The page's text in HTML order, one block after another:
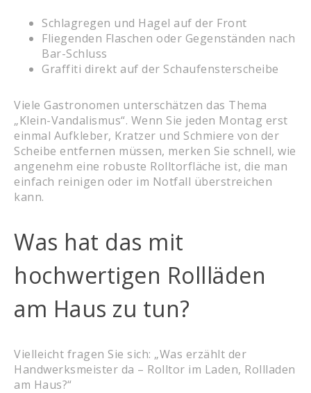
Schlagregen und Hagel auf der Front
Fliegenden Flaschen oder Gegenständen nach
Bar-Schluss
Graffiti direkt auf der Schaufensterscheibe
Viele Gastronomen unterschätzen das Thema
„Klein-Vandalismus“. Wenn Sie jeden Montag erst
einmal Aufkleber, Kratzer und Schmiere von der
Scheibe entfernen müssen, merken Sie schnell, wie
angenehm eine robuste Rolltorfläche ist, die man
einfach reinigen oder im Notfall überstreichen
kann.
Was hat das mit
hochwertigen Rollläden
am Haus zu tun?
Vielleicht fragen Sie sich: „Was erzählt der
Handwerksmeister da – Rolltor im Laden, Rollladen
am Haus?“